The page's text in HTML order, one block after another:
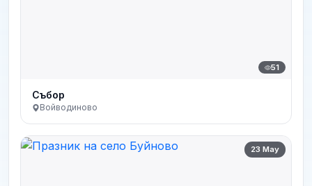
51
Събор
Войводиново
23 May